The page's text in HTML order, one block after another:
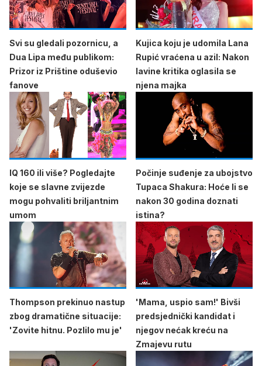
Svi su gledali pozornicu, a
Dua Lipa među publikom:
Prizor iz Prištine oduševio
fanove
Kujica koju je udomila Lana
Rupić vraćena u azil: Nakon
lavine kritika oglasila se
njena majka
IQ 160 ili više? Pogledajte
koje se slavne zvijezde
mogu pohvaliti briljantnim
umom
Počinje suđenje za ubojstvo
Tupaca Shakura: Hoće li se
nakon 30 godina doznati
istina?
Thompson prekinuo nastup
zbog dramatične situacije:
'Zovite hitnu. Pozlilo mu je'
'Mama, uspio sam!' Bivši
predsjednički kandidat i
njegov nećak kreću na
Zmajevu rutu